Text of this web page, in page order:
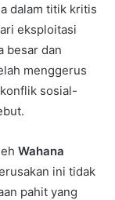
dalam titik kritis
eksploitasi
besar dan
menggerus
sosial-
Wahana
ini tidak
pahit yang